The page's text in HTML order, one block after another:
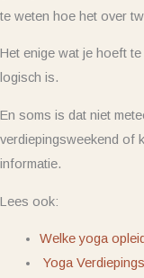
te weten hoe het over
Het enige wat je hoeft
logisch is.
En soms is dat niet
verdiepingsweekend of
informatie.
Lees ook:
Welke yoga
Yoga